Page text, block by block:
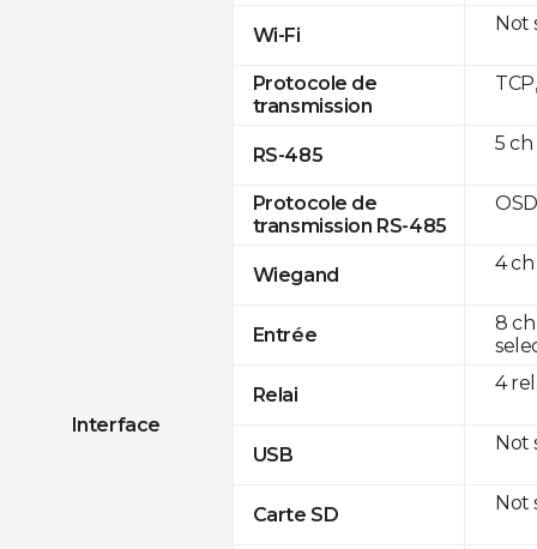
Interface
Wi-Fi
Protocole de
transmission
RS-485
Protocole de
transmission RS-485
Wiegand
Entrée
Relai
USB
Carte SD
Not
5 ch
4 ch
8
4
Not
Not